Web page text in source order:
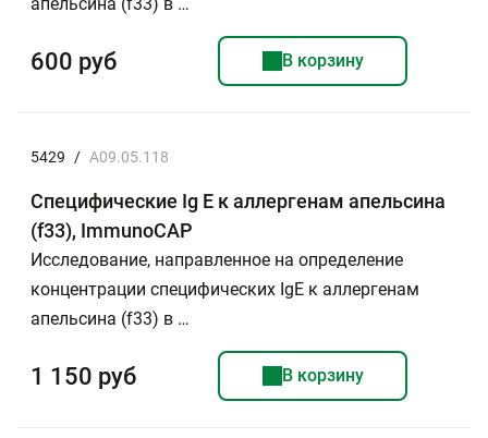
600 руб В корзину
5429 / A09.05.118
Специфические Ig E к аллергенам апельсина
(f33), ImmunoCAP
Исследование, направленное на определение
концентрации специфических IgE к аллергенам
апельсина (f33) в …
1 150 руб В корзину